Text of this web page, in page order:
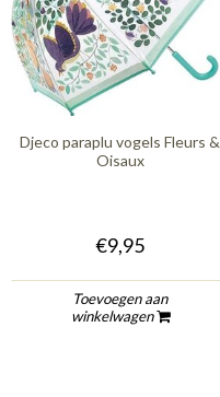
Djeco paraplu vogels Fleurs &
Oisaux
€9,95
Toevoegen aan
winkelwagen